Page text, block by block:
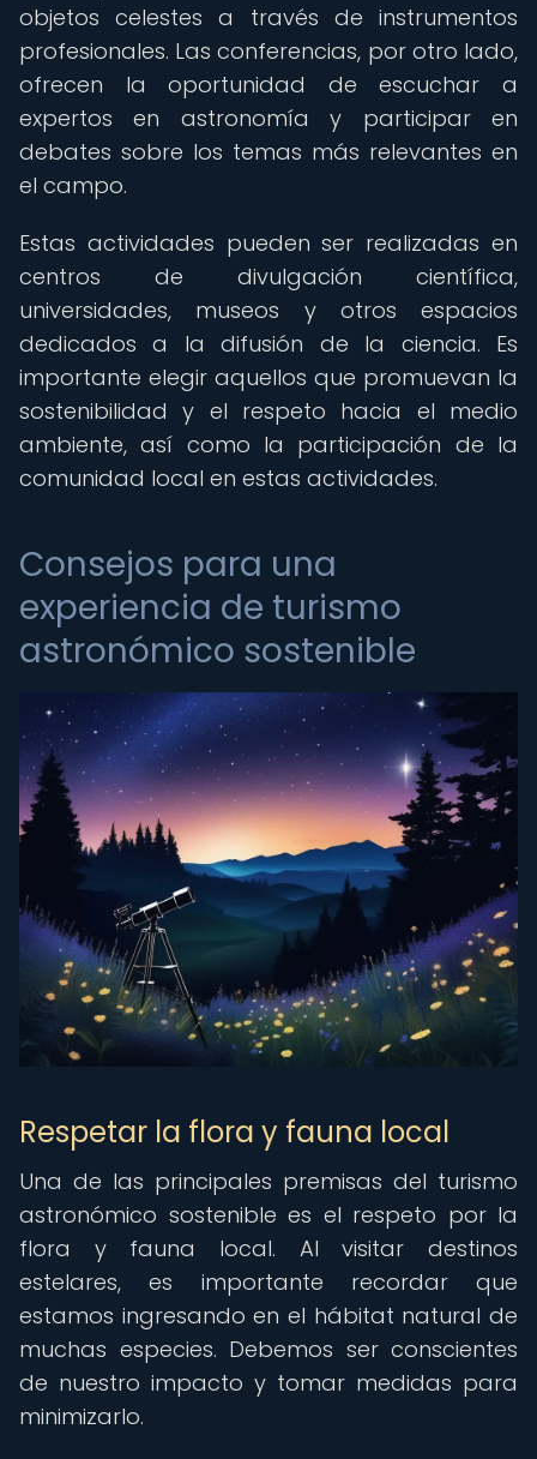
objetos celestes a través de instrumentos
profesionales. Las conferencias, por otro lado,
ofrecen la oportunidad de escuchar a
expertos en astronomía y participar en
debates sobre los temas más relevantes en
el campo.
Estas actividades pueden ser realizadas en
centros de divulgación científica,
universidades, museos y otros espacios
dedicados a la difusión de la ciencia. Es
importante elegir aquellos que promuevan la
sostenibilidad y el respeto hacia el medio
ambiente, así como la participación de la
comunidad local en estas actividades.
Consejos para una
experiencia de turismo
astronómico sostenible
Respetar la flora y fauna local
Una de las principales premisas del turismo
astronómico sostenible es el respeto por la
flora y fauna local. Al visitar destinos
estelares, es importante recordar que
estamos ingresando en el hábitat natural de
muchas especies. Debemos ser conscientes
de nuestro impacto y tomar medidas para
minimizarlo.